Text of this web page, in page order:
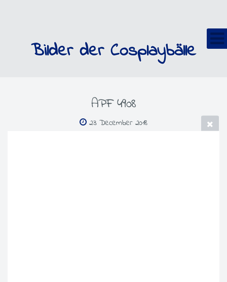
Bilder der Cosplaybälle
APF 4908
23 December 2018